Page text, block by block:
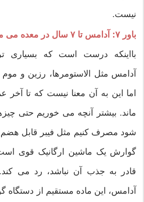
نیست.
باور ۷: آدامس تا ۷ سال در معده می ماند.
بااینکه درست است که بسیاری
آدامس مثل الاستومرها، رزین و موم
اما این به آن معنا نیست که تا
ماند. بیشتر آنچه می خوریم حتی
شود مصرف کنیم مثل فیبر قابل هضم
گوارش یک ماشین ارگانیک قوی
قادر به جذب آن نباشد، رد می
آدامس، این ماده مستقیم از دستگاه